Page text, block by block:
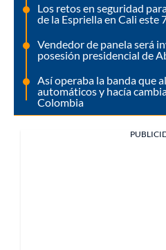
Los retos en seguridad
de la Espriella en Cali este
Vendedor de panela será
posesión presidencial de
Así operaba la banda que
automáticos y hacía
Colombia